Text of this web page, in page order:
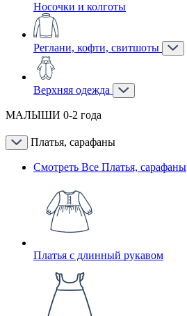
Носочки и колготы
Реглани, кофти, свитшоты
Верхняя одежда
МАЛЫШИ 0-2 года
Платья, сарафаны
Смотреть Все Платья, сарафаны
Платья с длинный рукавом